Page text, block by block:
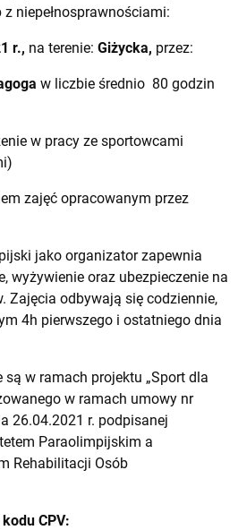
niepełnosprawnościami:
r., na terenie: Giżycka, przez:
w liczbie średnio 80 godzin
w pracy ze sportowcami
zajęć opracowanym przez
jako organizator zapewnia
wyżywienie oraz ubezpieczenie na
Zajęcia odbywają się codziennie,
4h pierwszego i ostatniego dnia
w ramach projektu „Sport dla
w ramach umowy nr
26.04.2021 r. podpisanej
Paraolimpijskim a
Rehabilitacji Osób
CPV: